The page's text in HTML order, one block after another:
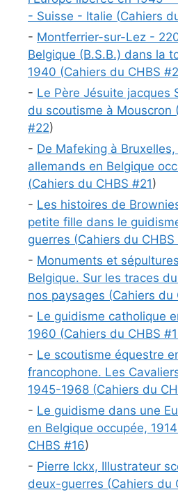
- Suisse - Italie (Cahiers
- Montferrier-sur-Lez -
Belgique (B.S.B.) dans la
1940 (Cahiers du CHBS #
- Le Père Jésuite jacques
du scoutisme à Mouscron (
#22)
- De Mafeking à
allemands en Belgique
(Cahiers du CHBS #21)
- Les histoires de
petite fille dans le
guerres (Cahiers du CHBS
- Monuments et
Belgique. Sur les traces
nos paysages (Cahiers du
- Le guidisme catholique
1960 (Cahiers du CHBS #
- Le scoutisme équestre
francophone. Les
1945-1968 (Cahiers du
- Le guidisme dans une
en Belgique occupée,
CHBS #16)
- Pierre Ickx, Illustrateur
deux-guerres (Cahiers du